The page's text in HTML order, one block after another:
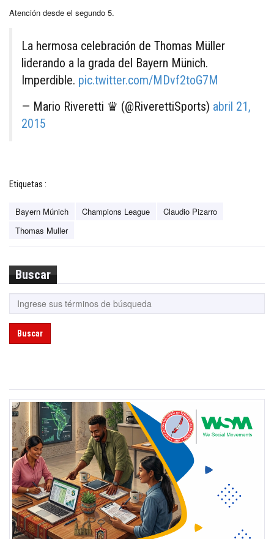
Atención desde el segundo 5.
La hermosa celebración de Thomas Müller
liderando a la grada del Bayern Münich.
Imperdible. pic.twitter.com/MDvf2toG7M
— Mario Riveretti ♛ (@RiverettiSports) abril 21,
2015
Etiquetas :
Bayern Múnich Champions League
Claudio Pizarro
Thomas Muller
Buscar
Buscar